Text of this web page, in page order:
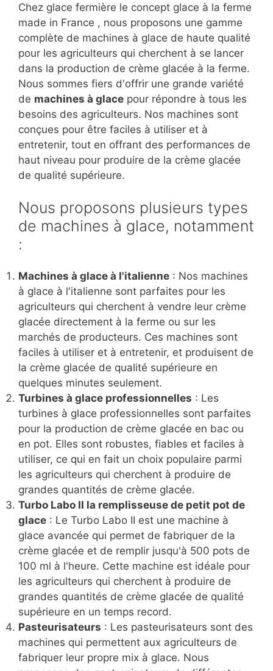
Chez glace fermière le concept glace à la ferme
made in France , nous proposons une gamme
complète de machines à glace de haute qualité
pour les agriculteurs qui cherchent à se lancer
dans la production de crème glacée à la ferme.
Nous sommes fiers d'offrir une grande variété
de machines à glace pour répondre à tous les
besoins des agriculteurs. Nos machines sont
conçues pour être faciles à utiliser et à
entretenir, tout en offrant des performances de
haut niveau pour produire de la crème glacée
de qualité supérieure.
Nous proposons plusieurs types
de machines à glace, notamment
:
Machines à glace à l'italienne : Nos machines
à glace à l'italienne sont parfaites pour les
agriculteurs qui cherchent à vendre leur crème
glacée directement à la ferme ou sur les
marchés de producteurs. Ces machines sont
faciles à utiliser et à entretenir, et produisent de
la crème glacée de qualité supérieure en
quelques minutes seulement.
Turbines à glace professionnelles : Les
turbines à glace professionnelles sont parfaites
pour la production de crème glacée en bac ou
en pot. Elles sont robustes, fiables et faciles à
utiliser, ce qui en fait un choix populaire parmi
les agriculteurs qui cherchent à produire de
grandes quantités de crème glacée.
Turbo Labo II la remplisseuse de petit pot de
glace : Le Turbo Labo II est une machine à
glace avancée qui permet de fabriquer de la
crème glacée et de remplir jusqu'à 500 pots de
100 ml à l'heure. Cette machine est idéale pour
les agriculteurs qui cherchent à produire de
grandes quantités de crème glacée de qualité
supérieure en un temps record.
Pasteurisateurs : Les pasteurisateurs sont des
machines qui permettent aux agriculteurs de
fabriquer leur propre mix à glace. Nous